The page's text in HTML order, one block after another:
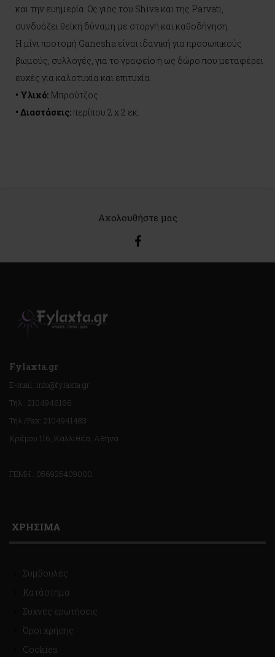
και την ευημερία. Ως γιος του Shiva και της Parvati,
συνδυάζει θεϊκή δύναμη με στοργή και καθοδήγηση.
Η μίνι προτομή Ganesha είναι ιδανική για προσωπικούς
βωμούς, συλλογές, για το γραφείο ή ως δώρο που μεταφέρει
ευχές για καλοτυχία και επιτυχία.
• Υλικό: Μπρούτζος
• Διαστάσεις:περίπου 2 x 2 εκ.
Ακολουθήστε μας
Fylaxta.gr
E-mail: info@fylaxta.gr
Τηλ.: 2104946166
Τηλ./Fax: 2104941483
Κρέμου 116, Καλλιθέα, Αθήνα
ΓΕΜΗ : 056925409000
ΧΡΗΣΙΜΑ
Συμβουλές
Κατάστημα
Συχνές ερωτήσεις
Όροι χρήσης
Cookies